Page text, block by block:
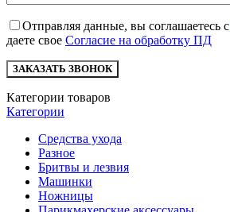
Отправляя данные, вы соглашаетесь с
даете свое Согласие на обработку ПД
Категории товаров
Категории
Средства ухода
Разное
Бритвы и лезвия
Машинки
Ножницы